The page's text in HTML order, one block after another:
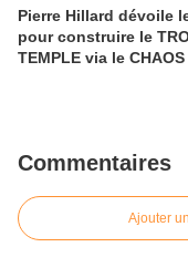
Pierre Hillard dévoile
pour construire le
TEMPLE via le CHAOS
Commentaires
Ajouter